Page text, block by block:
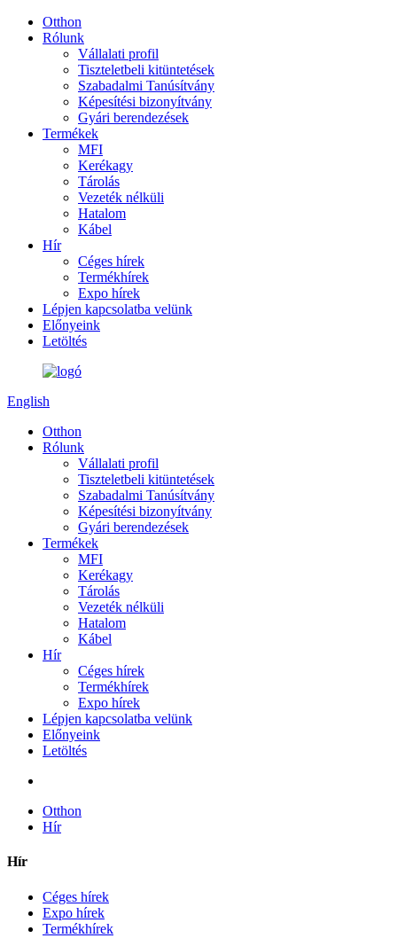
Otthon
Rólunk
Vállalati profil
Tiszteletbeli kitüntetések
Szabadalmi Tanúsítvány
Képesítési bizonyítvány
Gyári berendezések
Termékek
MFI
Kerékagy
Tárolás
Vezeték nélküli
Hatalom
Kábel
Hír
Céges hírek
Termékhírek
Expo hírek
Lépjen kapcsolatba velünk
Előnyeink
Letöltés
English
Otthon
Rólunk
Vállalati profil
Tiszteletbeli kitüntetések
Szabadalmi Tanúsítvány
Képesítési bizonyítvány
Gyári berendezések
Termékek
MFI
Kerékagy
Tárolás
Vezeték nélküli
Hatalom
Kábel
Hír
Céges hírek
Termékhírek
Expo hírek
Lépjen kapcsolatba velünk
Előnyeink
Letöltés
Otthon
Hír
Hír
Céges hírek
Expo hírek
Termékhírek